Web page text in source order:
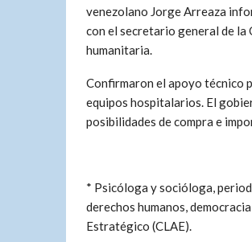
venezolano Jorge Arreaza
con el secretario general de la
humanitaria.
Confirmaron el apoyo técnico
equipos hospitalarios. El
posibilidades de compra e
* Psicóloga y socióloga,
derechos humanos,
Estratégico (CLAE).